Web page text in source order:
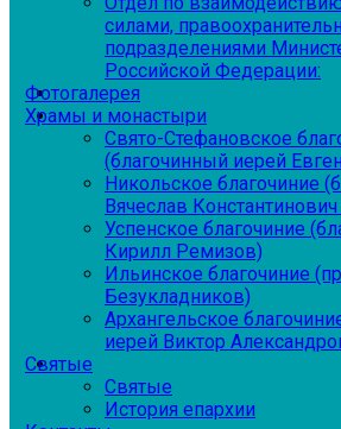
силами,
подразделениями
Российской Федерации:
Фотогалерея
Храмы и монастыри
Свято-Стефановское
(благочинный иерей
Никольское благочиние
Вячеслав
Успенское благочиние
Кирилл Ремизов)
Ильинское благочиние
Безукладников)
Архангельское
иерей Виктор
Святые
Святые
История епархии